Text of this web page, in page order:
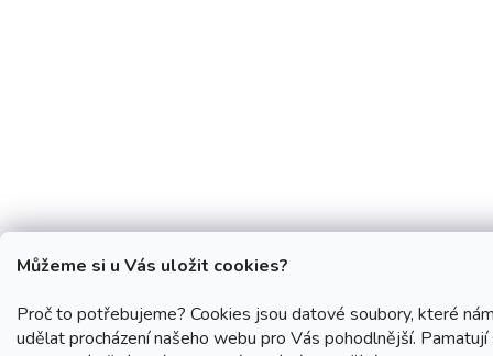
Můžeme si u Vás uložit cookies?
Proč to potřebujeme? Cookies jsou datové soubory, které
udělat procházení našeho webu pro Vás pohodlnější. Pamatují